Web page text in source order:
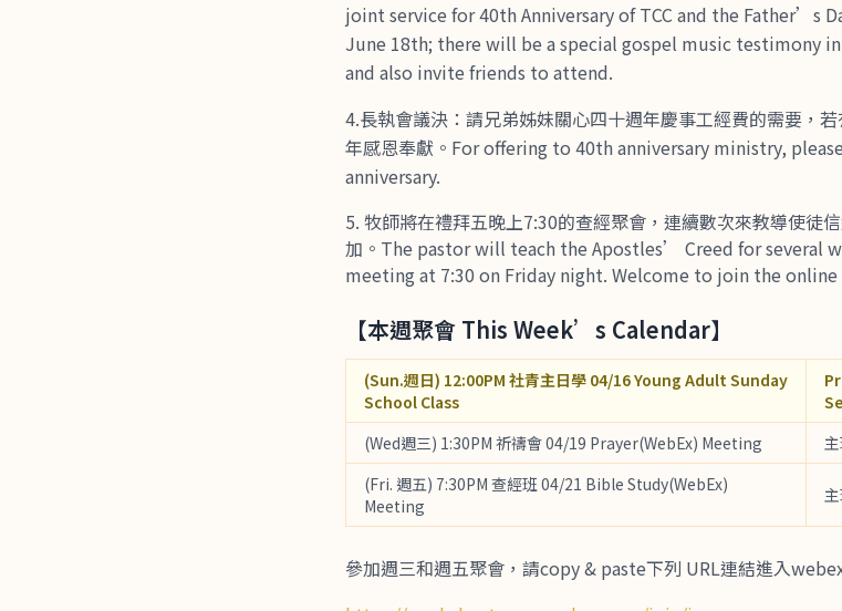
joint service for 40th Anniversary of TCC and the Father’s
June 18th; there will be a special gospel music testimony
and also invite friends to attend.
4.長執會議決：請兄弟姊妹關心四十週年慶事工經費的需要，
年感恩奉獻。For offering to 40th anniversary ministry,
anniversary.
牧師將在禮拜五晚上7:30的查經聚會，連續數次來教導使徒
加。The pastor will teach the Apostles’ Creed for several
meeting at 7:30 on Friday night. Welcome to join the
【本週聚會 This Week’s Calendar】
(Sun.週日) 12:00PM 社青主日學 04/16 Young Adult Sunday
School Class
(Wed週三) 1:30PM 祈禱會 04/19 Prayer(WebEx) Meeting
(Fri. 週五) 7:30PM 查經班 04/21 Bible Study(WebEx)
Meeting
參加週三和週五聚會，請copy & paste下列 URL連結進入